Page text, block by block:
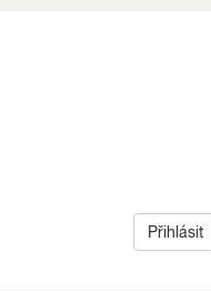
Přihlásit